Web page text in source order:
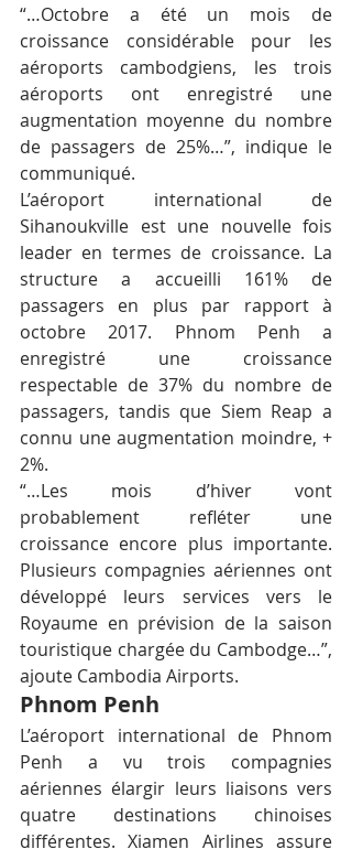
“…Octobre a été un mois de
croissance considérable pour les
aéroports cambodgiens, les trois
aéroports ont enregistré une
augmentation moyenne du nombre
de passagers de 25%…”, indique le
communiqué.
L’aéroport international de
Sihanoukville est une nouvelle fois
leader en termes de croissance. La
structure a accueilli 161% de
passagers en plus par rapport à
octobre 2017. Phnom Penh a
enregistré une croissance
respectable de 37% du nombre de
passagers, tandis que Siem Reap a
connu une augmentation moindre, +
2%.
“…Les mois d’hiver vont
probablement refléter une
croissance encore plus importante.
Plusieurs compagnies aériennes ont
développé leurs services vers le
Royaume en prévision de la saison
touristique chargée du Cambodge…”,
ajoute Cambodia Airports.
Phnom Penh
L’aéroport international de Phnom
Penh a vu trois compagnies
aériennes élargir leurs liaisons vers
quatre destinations chinoises
différentes. Xiamen Airlines assure